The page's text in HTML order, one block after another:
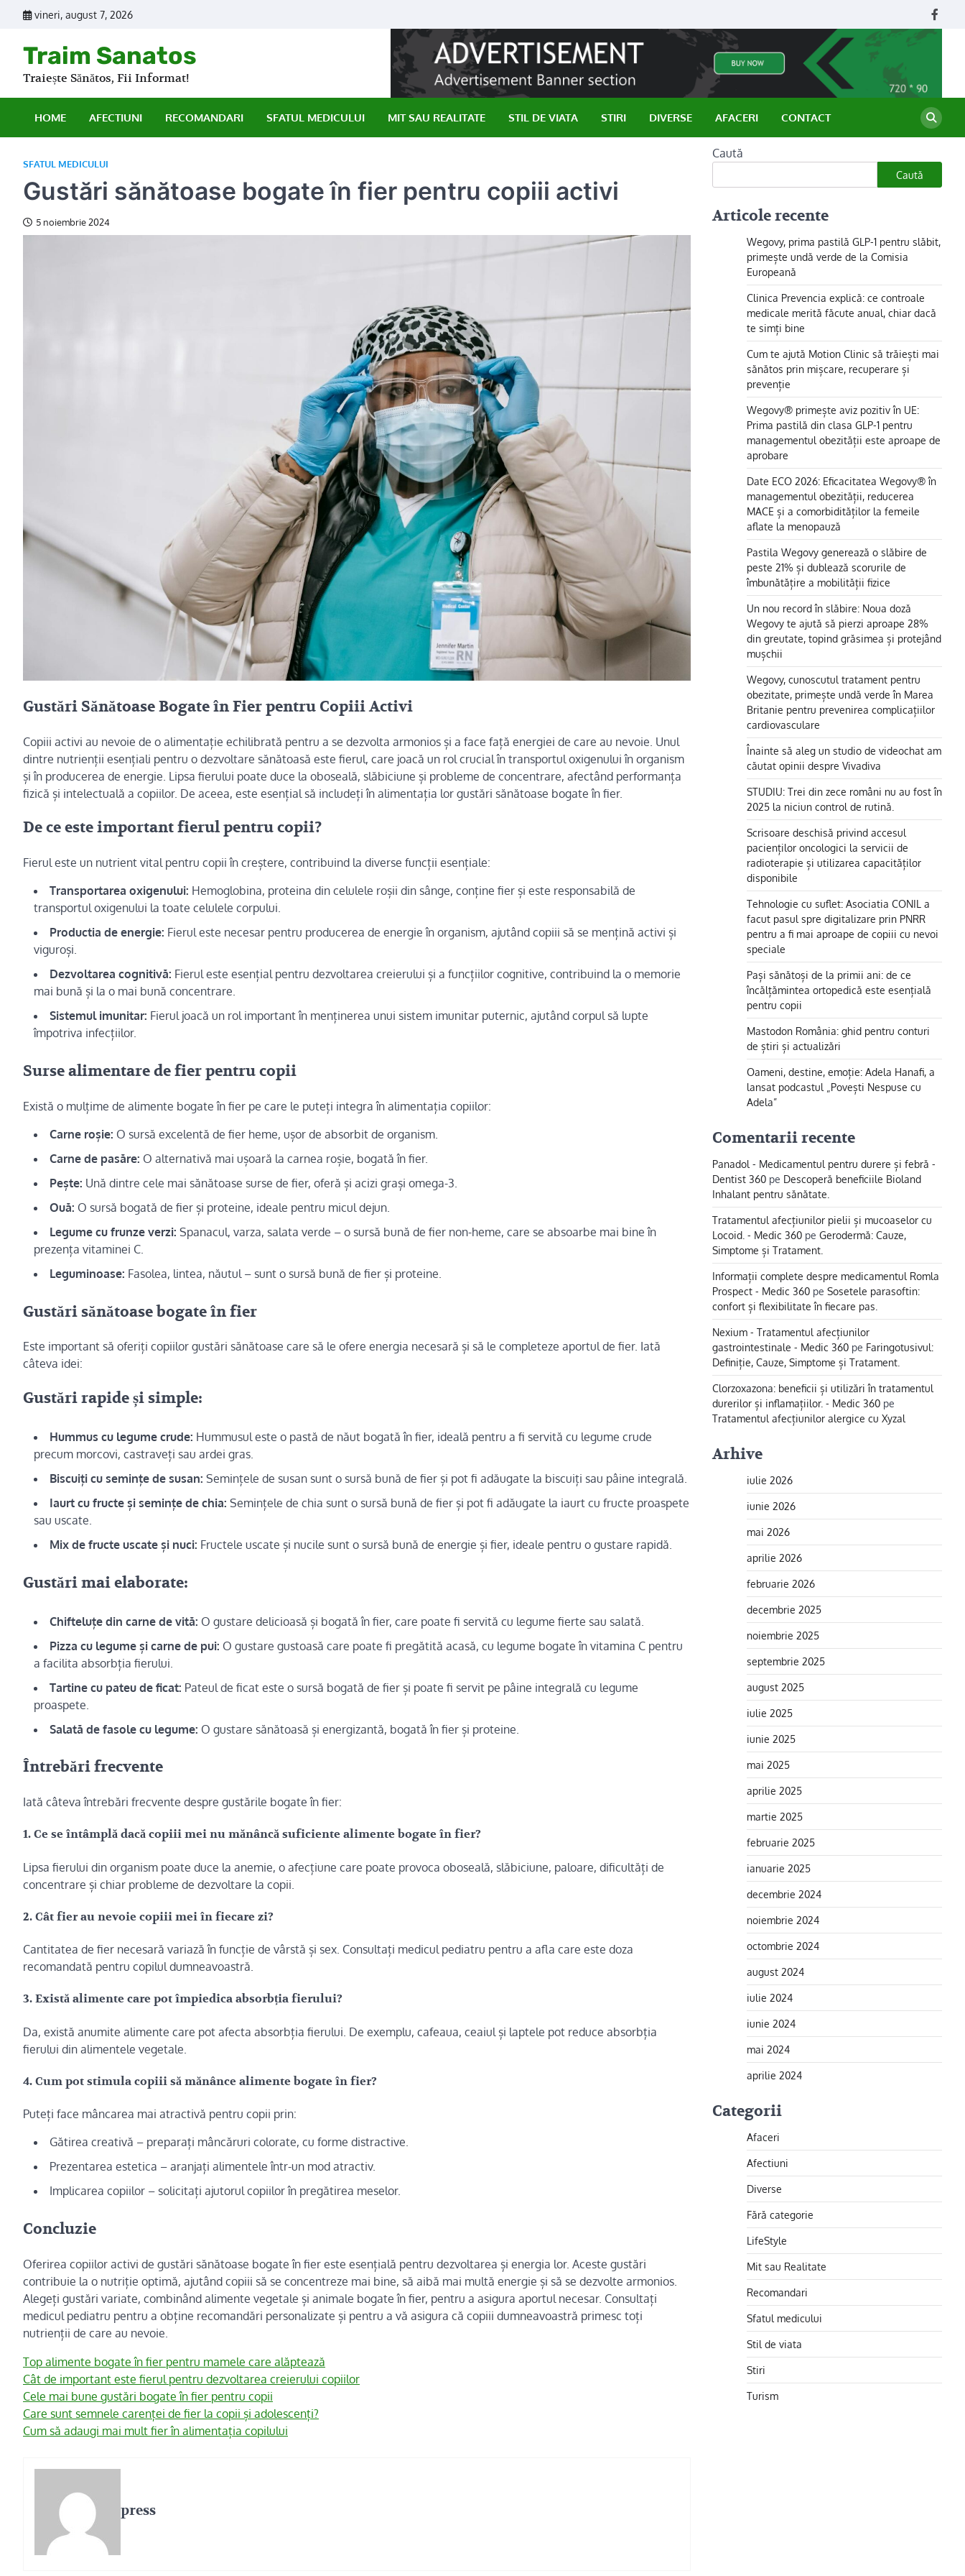
vineri, august 7, 2026
Traim Sanatos
Traiește Sănătos, Fii Informat!
HOME AFECTIUNI RECOMANDARI SFATUL MEDICULUI MIT SAU REALITATE STIL DE VIATA STIRI DIVERSE AFACERI CONTACT
SFATUL MEDICULUI
Gustări sănătoase bogate în fier pentru copiii activi
5 noiembrie 2024
Gustări Sănătoase Bogate în Fier pentru Copiii Activi
Copiii activi au nevoie de o alimentație echilibrată pentru a se dezvolta armonios și a face față energiei de care au nevoie. Unul
dintre nutrienții esențiali pentru o dezvoltare sănătoasă este fierul, care joacă un rol crucial în transportul oxigenului în organism
și în producerea de energie. Lipsa fierului poate duce la oboseală, slăbiciune și probleme de concentrare, afectând performanța
fizică și intelectuală a copiilor. De aceea, este esențial să includeți în alimentația lor gustări sănătoase bogate în fier.
De ce este important fierul pentru copii?
Fierul este un nutrient vital pentru copii în creștere, contribuind la diverse funcții esențiale:
Transportarea oxigenului: Hemoglobina, proteina din celulele roșii din sânge, conține fier și este responsabilă de
transportul oxigenului la toate celulele corpului.
Productia de energie: Fierul este necesar pentru producerea de energie în organism, ajutând copiii să se mențină activi și
viguroși.
Dezvoltarea cognitivă: Fierul este esențial pentru dezvoltarea creierului și a funcțiilor cognitive, contribuind la o memorie
mai bună și la o mai bună concentrare.
Sistemul imunitar: Fierul joacă un rol important în menținerea unui sistem imunitar puternic, ajutând corpul să lupte
împotriva infecțiilor.
Surse alimentare de fier pentru copii
Există o mulțime de alimente bogate în fier pe care le puteți integra în alimentația copiilor:
Carne roșie: O sursă excelentă de fier heme, ușor de absorbit de organism.
Carne de pasăre: O alternativă mai ușoară la carnea roșie, bogată în fier.
Pește: Ună dintre cele mai sănătoase surse de fier, oferă și acizi grași omega-3.
Ouă: O sursă bogată de fier și proteine, ideale pentru micul dejun.
Legume cu frunze verzi: Spanacul, varza, salata verde – o sursă bună de fier non-heme, care se absoarbe mai bine în
prezența vitaminei C.
Leguminoase: Fasolea, lintea, năutul – sunt o sursă bună de fier și proteine.
Gustări sănătoase bogate în fier
Este important să oferiți copiilor gustări sănătoase care să le ofere energia necesară și să le completeze aportul de fier. Iată
câteva idei:
Gustări rapide și simple:
Hummus cu legume crude: Hummusul este o pastă de năut bogată în fier, ideală pentru a fi servită cu legume crude
precum morcovi, castraveți sau ardei gras.
Biscuiți cu semințe de susan: Semințele de susan sunt o sursă bună de fier și pot fi adăugate la biscuiți sau pâine integrală.
Iaurt cu fructe și semințe de chia: Semințele de chia sunt o sursă bună de fier și pot fi adăugate la iaurt cu fructe proaspete
sau uscate.
Mix de fructe uscate și nuci: Fructele uscate și nucile sunt o sursă bună de energie și fier, ideale pentru o gustare rapidă.
Gustări mai elaborate:
Chifteluțe din carne de vită: O gustare delicioasă și bogată în fier, care poate fi servită cu legume fierte sau salată.
Pizza cu legume și carne de pui: O gustare gustoasă care poate fi pregătită acasă, cu legume bogate în vitamina C pentru
a facilita absorbția fierului.
Tartine cu pateu de ficat: Pateul de ficat este o sursă bogată de fier și poate fi servit pe pâine integrală cu legume
proaspete.
Salată de fasole cu legume: O gustare sănătoasă și energizantă, bogată în fier și proteine.
Întrebări frecvente
Iată câteva întrebări frecvente despre gustările bogate în fier:
1. Ce se întâmplă dacă copiii mei nu mănâncă suficiente alimente bogate în fier?
Lipsa fierului din organism poate duce la anemie, o afecțiune care poate provoca oboseală, slăbiciune, paloare, dificultăți de
concentrare și chiar probleme de dezvoltare la copii.
2. Cât fier au nevoie copiii mei în fiecare zi?
Cantitatea de fier necesară variază în funcție de vârstă și sex. Consultați medicul pediatru pentru a afla care este doza
recomandată pentru copilul dumneavoastră.
3. Există alimente care pot împiedica absorbția fierului?
Da, există anumite alimente care pot afecta absorbția fierului. De exemplu, cafeaua, ceaiul și laptele pot reduce absorbția
fierului din alimentele vegetale.
4. Cum pot stimula copiii să mănânce alimente bogate în fier?
Puteți face mâncarea mai atractivă pentru copii prin:
Gătirea creativă – preparați mâncăruri colorate, cu forme distractive.
Prezentarea estetica – aranjați alimentele într-un mod atractiv.
Implicarea copiilor – solicitați ajutorul copiilor în pregătirea meselor.
Concluzie
Oferirea copiilor activi de gustări sănătoase bogate în fier este esențială pentru dezvoltarea și energia lor. Aceste gustări
contribuie la o nutriție optimă, ajutând copiii să se concentreze mai bine, să aibă mai multă energie și să se dezvolte armonios.
Alegeți gustări variate, combinând alimente vegetale și animale bogate în fier, pentru a asigura aportul necesar. Consultați
medicul pediatru pentru a obține recomandări personalizate și pentru a vă asigura că copiii dumneavoastră primesc toți
nutrienții de care au nevoie.
Top alimente bogate în fier pentru mamele care alăptează
Cât de important este fierul pentru dezvoltarea creierului copiilor
Cele mai bune gustări bogate în fier pentru copii
Care sunt semnele carenței de fier la copii și adolescenți?
Cum să adaugi mai mult fier în alimentația copilului
press
Caută
Caută
Articole recente
Wegovy, prima pastilă GLP-1 pentru slăbit,
primește undă verde de la Comisia
Europeană
Clinica Prevencia explică: ce controale
medicale merită făcute anual, chiar dacă
te simți bine
Cum te ajută Motion Clinic să trăiești mai
sănătos prin mișcare, recuperare și
prevenție
Wegovy® primește aviz pozitiv în UE:
Prima pastilă din clasa GLP-1 pentru
managementul obezității este aproape de
aprobare
Date ECO 2026: Eficacitatea Wegovy® în
managementul obezității, reducerea
MACE și a comorbidităților la femeile
aflate la menopauză
Pastila Wegovy generează o slăbire de
peste 21% și dublează scorurile de
îmbunătățire a mobilității fizice
Un nou record în slăbire: Noua doză
Wegovy te ajută să pierzi aproape 28%
din greutate, topind grăsimea și protejând
mușchii
Wegovy, cunoscutul tratament pentru
obezitate, primește undă verde în Marea
Britanie pentru prevenirea complicațiilor
cardiovasculare
Înainte să aleg un studio de videochat am
căutat opinii despre Vivadiva
STUDIU: Trei din zece români nu au fost în
2025 la niciun control de rutină.
Scrisoare deschisă privind accesul
pacienților oncologici la servicii de
radioterapie și utilizarea capacităților
disponibile
Tehnologie cu suflet: Asociatia CONIL a
facut pasul spre digitalizare prin PNRR
pentru a fi mai aproape de copiii cu nevoi
speciale
Pași sănătoși de la primii ani: de ce
încălțămintea ortopedică este esențială
pentru copii
Mastodon România: ghid pentru conturi
de știri și actualizări
Oameni, destine, emoție: Adela Hanafi, a
lansat podcastul „Povești Nespuse cu
Adela”
Comentarii recente
Panadol - Medicamentul pentru durere și febră -
Dentist 360 pe Descoperă beneficiile Bioland
Inhalant pentru sănătate.
Tratamentul afecțiunilor pielii și mucoaselor cu
Locoid. - Medic 360 pe Gerodermă: Cauze,
Simptome și Tratament.
Informații complete despre medicamentul Romla
Prospect - Medic 360 pe Sosetele parasoftin:
confort și flexibilitate în fiecare pas.
Nexium - Tratamentul afecțiunilor
gastrointestinale - Medic 360 pe Faringotusivul:
Definiție, Cauze, Simptome și Tratament.
Clorzoxazona: beneficii și utilizări în tratamentul
durerilor și inflamațiilor. - Medic 360 pe
Tratamentul afecțiunilor alergice cu Xyzal
Arhive
iulie 2026
iunie 2026
mai 2026
aprilie 2026
februarie 2026
decembrie 2025
noiembrie 2025
septembrie 2025
august 2025
iulie 2025
iunie 2025
mai 2025
aprilie 2025
martie 2025
februarie 2025
ianuarie 2025
decembrie 2024
noiembrie 2024
octombrie 2024
august 2024
iulie 2024
iunie 2024
mai 2024
aprilie 2024
Categorii
Afaceri
Afectiuni
Diverse
Fără categorie
LifeStyle
Mit sau Realitate
Recomandari
Sfatul medicului
Stil de viata
Stiri
Turism